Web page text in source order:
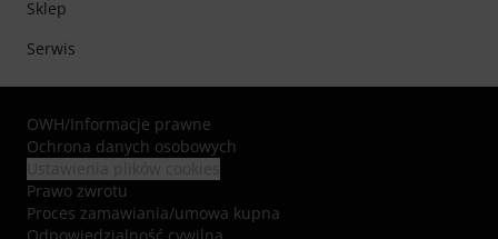
Sklep
Serwis
OWH/Informacje prawne
Ochrona danych osobowych
Prawo zwrotu
Proces zamawiania/umowa kupna